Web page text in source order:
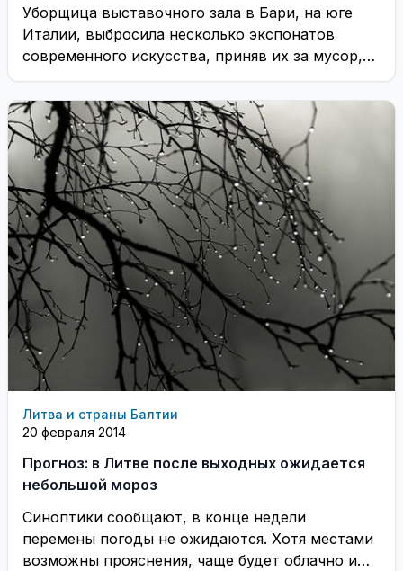
Уборщица выставочного зала в Бари, на юге
Италии, выбросила несколько экспонатов
современного искусства, приняв их за мусор,
оставленный рабочими, оформлявшими ...
Литва и страны Балтии
20 февраля 2014
Прогноз: в Литве после выходных ожидается
небольшой мороз
Синоптики сообщают, в конце недели
перемены погоды не ожидаются. Хотя местами
возможны прояснения, чаще будет облачно и